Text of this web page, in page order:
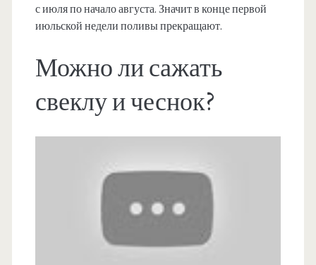
с июля по начало августа. Значит в конце первой
июльской недели поливы прекращают.
Можно ли сажать
свеклу и чеснок?